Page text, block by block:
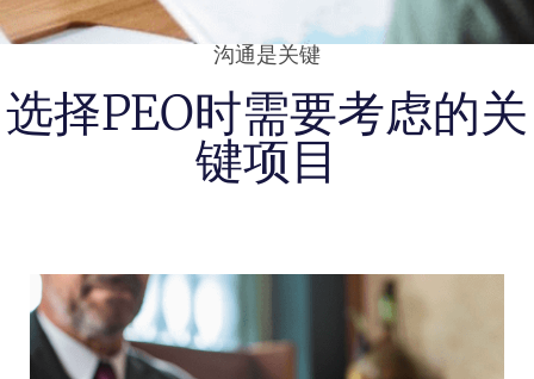
沟通是关键
选择PEO时需要考虑的关
键项目